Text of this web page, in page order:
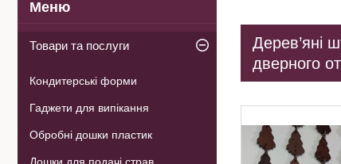
Дерев’яні
дверного
Товари та послуги
Кондитерські форми
Гаджети для випікання
Обробні дошки пластик